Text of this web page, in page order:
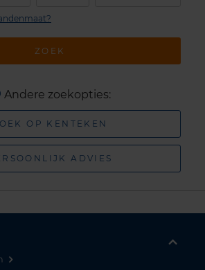
ZOEK
Andere zoekopties:
OP KENTEKEN
ADVIES